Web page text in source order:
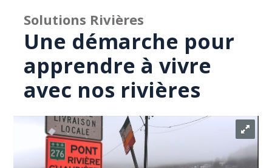
Solutions Rivières
Une démarche pour
apprendre à vivre
avec nos rivières